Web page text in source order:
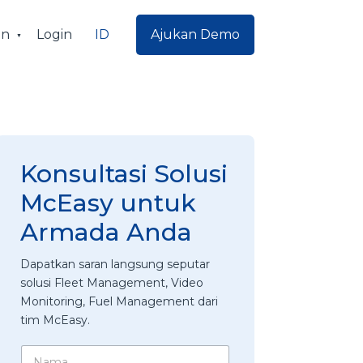
Login ID Ajukan Demo
Konsultasi Solusi
McEasy untuk
Armada Anda
Dapatkan saran langsung seputar
solusi Fleet Management, Video
Monitoring, Fuel Management dari
tim McEasy.
N